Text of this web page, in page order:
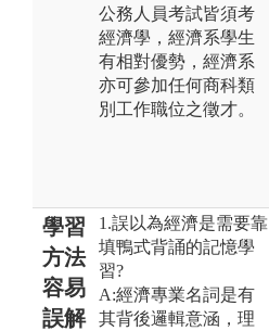
公務人員考試皆須考
經濟學，經濟系學生
有相對優勢，經濟系
亦可參加任何商科類
別工作職位之徵才。
學習
方法
容易
誤解
1.誤以為經濟是需要靠
填鴨式背誦的記憶學
習?
A:經濟專業名詞是有
其背後邏輯意涵，理